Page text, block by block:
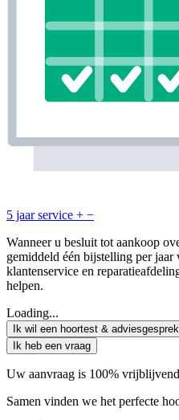
5 jaar service + −
Wanneer u besluit tot aankoop
gemiddeld één bijstelling per
klantenservice en
helpen.
Loading...
Ik wil een hoortest & adviesgesprek
Ik heb een vraag
Uw aanvraag is 100% vrijblijvend
Samen vinden we het perfecte